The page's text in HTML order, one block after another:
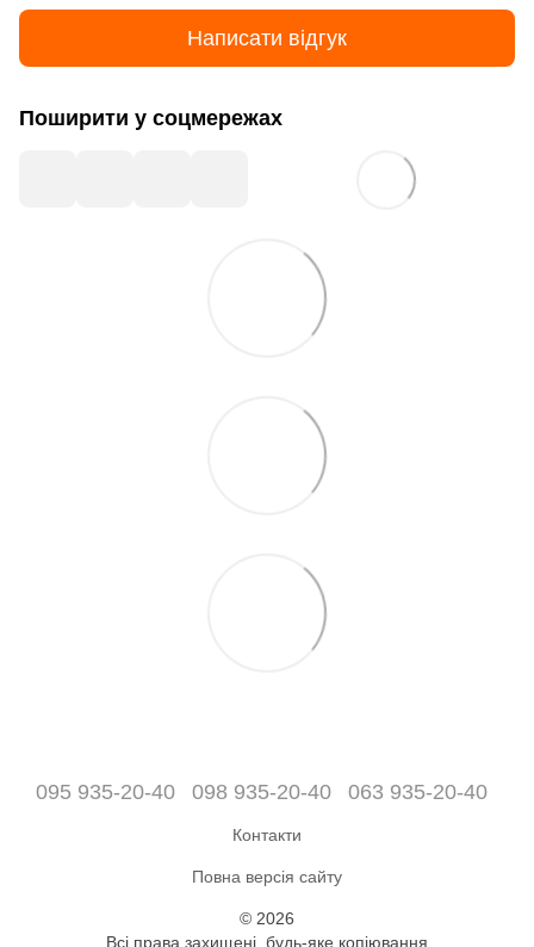
Написати відгук
Поширити у соцмережах
095 935-20-40 098 935-20-40 063 935-20-40
Контакти
Повна версія сайту
© 2026
Всі права захищені, будь-яке копіювання